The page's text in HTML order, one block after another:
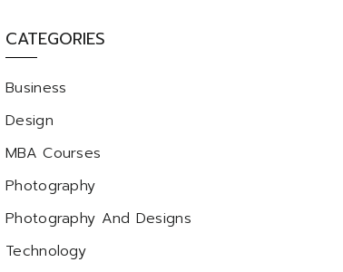
CATEGORIES
Business
Design
MBA Courses
Photography
Photography And Designs
Technology